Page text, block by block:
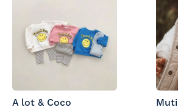
A lot & Coco Muti